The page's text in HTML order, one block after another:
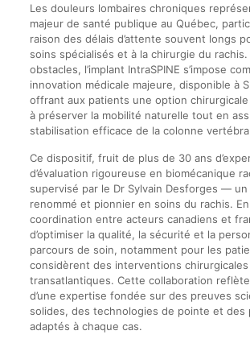
Les douleurs lombaires chroniques
majeur de santé publique au Québec,
raison des délais d’attente souvent longs
soins spécialisés et à la chirurgie du rachis.
obstacles, l’implant IntraSPINE s’impose
innovation médicale majeure, disponible à
offrant aux patients une option
à préserver la mobilité naturelle tout en
stabilisation efficace de la colonne
Ce dispositif, fruit de plus de 30 ans
d’évaluation rigoureuse en biomécanique
supervisé par le Dr Sylvain Desforges —
renommé et pionnier en soins du rachis.
coordination entre acteurs canadiens et
d’optimiser la qualité, la sécurité et la
parcours de soin, notamment pour les
considèrent des interventions chirurgicales
transatlantiques. Cette collaboration reflète
d’une expertise fondée sur des preuves
solides, des technologies de pointe et des
adaptés à chaque cas.